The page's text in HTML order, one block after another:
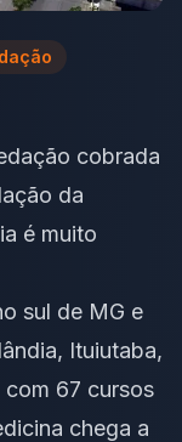
cobrada
da
é muito
sul de MG e
Ituiutaba,
67 cursos
chega a